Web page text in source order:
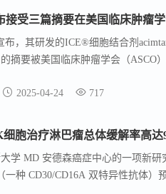
为83.3%和58.3%；中位PFS分别为
。
接受三篇摘要在美国临床肿瘤
布，其研发的ICE®细胞结合剂
摘要被美国临床肿瘤学会（ASCO
将于2025年5月22日在线发布。
2025-04-24 717
胞治疗淋巴瘤总体缓解率高达
学 MD 安德森癌症中心的一项新
一种 CD30/CD16A 双特异性抗体